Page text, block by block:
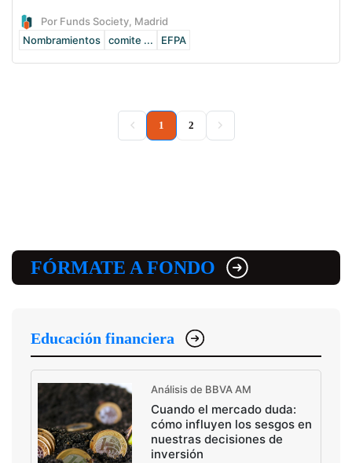
Por Funds Society, Madrid
Nombramientos
comite ... EFPA
1 (current)
2
FÓRMATE A FONDO
Educación financiera
Análisis de BBVA AM
Cuando el mercado duda:
cómo influyen los sesgos en
nuestras decisiones de
inversión